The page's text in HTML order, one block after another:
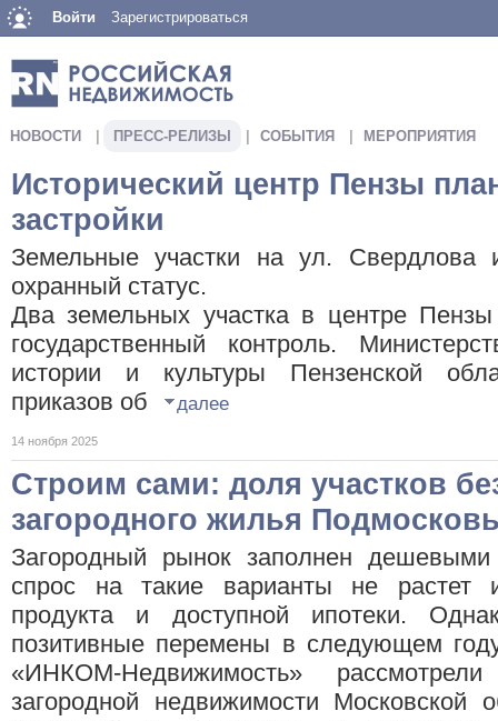
Войти Зарегистрироваться
НОВОСТИ ПРЕСС-РЕЛИЗЫ СОБЫТИЯ МЕРОПРИЯТИЯ
Исторический центр Пензы
застройки
Земельные участки на ул. Свердлова
охранный статус.
Два земельных участка в центре
государственный контроль.
истории и культуры Пензенской
приказов об
далее
14 ноября 2025
Строим сами: доля участков
загородного жилья
Загородный рынок заполнен
спрос на такие варианты не растет
продукта и доступной ипотеки.
позитивные перемены в следующем
«ИНКОМ-Недвижимость»
загородной недвижимости Московской